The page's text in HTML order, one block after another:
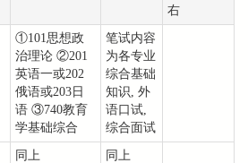
右
①101思想政
治理论 ②201
英语一或202
俄语或203日
语 ③740教育
学基础综合
笔试内容
为各专业
综合基础
知识, 外
语口试,
综合面试
同上 同上